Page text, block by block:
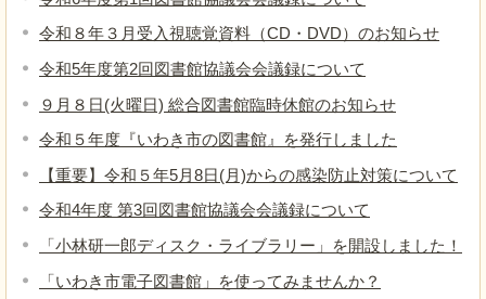
令和８年３月受入視聴覚資料（CD・DVD）のお知らせ
令和5年度第2回図書館協議会会議録について
９月８日(火曜日) 総合図書館臨時休館のお知らせ
令和５年度『いわき市の図書館』を発行しました
【重要】令和５年5月8日(月)からの感染防止対策について
令和4年度 第3回図書館協議会会議録について
「小林研一郎ディスク・ライブラリー」を開設しました！
「いわき市電子図書館」を使ってみませんか？